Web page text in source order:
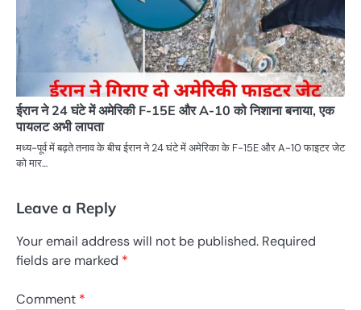
ईरान ने 24 घंटे में अमेरिकी F-15E और A-10 को निशाना बनाया, एक
पायलट अभी लापता
मध्य-पूर्व में बढ़ते तनाव के बीच ईरान ने 24 घंटे में अमेरिका के F-15E और A-10 फाइटर जेट
को मार…
Leave a Reply
Your email address will not be published. Required
fields are marked *
Comment *